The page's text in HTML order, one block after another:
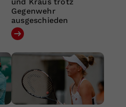
Gegenwehr
ausgeschieden